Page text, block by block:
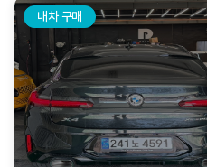
내차 구매